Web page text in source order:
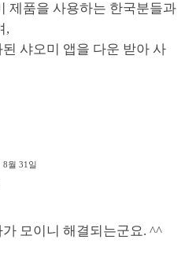
제품을 사용하는 한국분들과
,
샤오미 앱을 다운 받아 사
8월 31일
모이니 해결되는군요. ^^